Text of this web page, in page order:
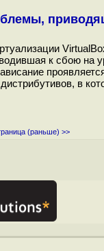
к сбою на
в
(раньше) >>